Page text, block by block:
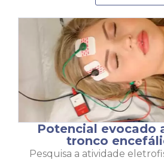
Potencial evocado
tronco
Pesquisa a atividade